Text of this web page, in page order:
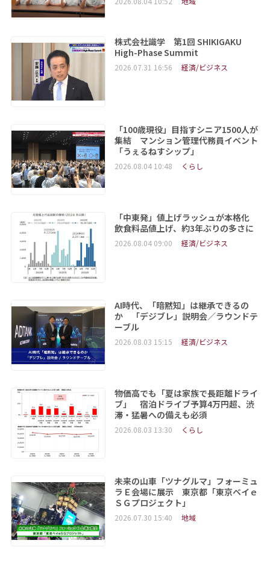
株式会社識学 第1回 SHIKIGAKU
High-Phase Summit
2026.07.31 16:56 経済/ビジネス
「100歳現役」目指すシニア1500人が
集結 マンション管理代務員イベント
「うぇるねすシップ」
2026.08.04 10:48 くらし
「中東発」値上げラッシュが本格化
飲食料品値上げ、約3年ぶりの多さに
2026.08.04 09:00 経済/ビジネス
AI時代、「暗黙知」は継承できるの
か 「デジブレ」説明会／ラウンドテ
ーブル
2026.08.03 15:15 経済/ビジネス
物価高でも「夏は家族で長距離ドライ
ブ」 宿泊ドライブ予算4万円超、渋
滞・猛暑への備えも必須
2026.08.03 13:30 くらし
未来の山車「ツナグルマ」フォーミュ
ラＥ会場に展示 東京都「東京ベイｅ
ＳＧプロジェクト」
2026.07.30 15:40 地域